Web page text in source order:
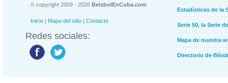
© copyright 2009 - 2026 BeisbolEnCuba.com
Inicio | Mapa del sitio | Contacto
Redes sociales:
Estadísticas de la
Serie 50, la Serie
Mapa de nuestra
Directorio de